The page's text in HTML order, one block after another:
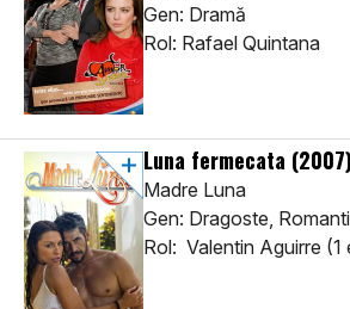
Gen: Dramă
Rol: Rafael Quintana
Luna fermecata (2007)
Madre Luna
Gen: Dragoste,
Rol: Valentin Aguirre